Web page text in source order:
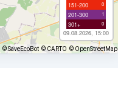
151-200 0
201-300 1
301+ 0
09.08.2026, 15:00
© SaveEcoBot © CARTO © OpenStreetMap